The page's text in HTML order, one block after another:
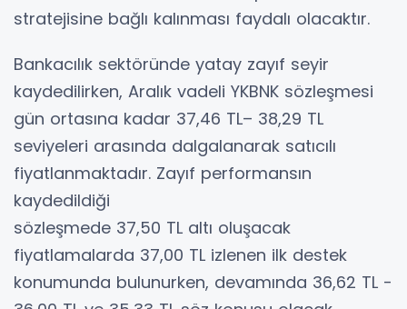
stratejisine bağlı kalınması faydalı olacaktır.
Bankacılık sektöründe yatay zayıf seyir
kaydedilirken, Aralık vadeli YKBNK sözleşmesi
gün ortasına kadar 37,46 TL– 38,29 TL
seviyeleri arasında dalgalanarak satıcılı
fiyatlanmaktadır. Zayıf performansın
kaydedildiği
sözleşmede 37,50 TL altı oluşacak
fiyatlamalarda 37,00 TL izlenen ilk destek
konumunda bulunurken, devamında 36,62 TL -